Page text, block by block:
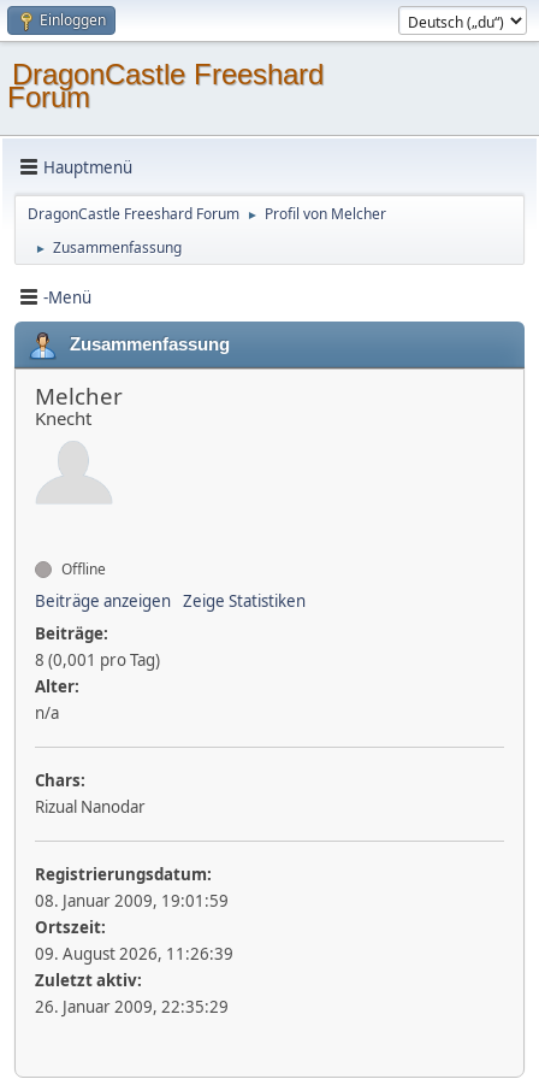
Einloggen
DragonCastle Freeshard
Forum
Hauptmenü
DragonCastle Freeshard Forum ► Profil von Melcher
► Zusammenfassung
-Menü
Zusammenfassung
Melcher
Knecht
Offline
Beiträge anzeigen Zeige Statistiken
Beiträge:
8 (0,001 pro Tag)
Alter:
n/a
Chars:
Rizual Nanodar
Registrierungsdatum:
08. Januar 2009, 19:01:59
Ortszeit:
09. August 2026, 11:26:39
Zuletzt aktiv:
26. Januar 2009, 22:35:29